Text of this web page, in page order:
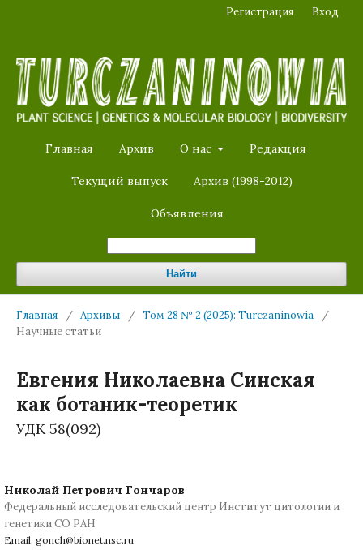
Главная Архив О нас Редакция
Текущий выпуск Архив (1998-2012)
Объявления
Найти
Регистрация Вход
Главная / Архивы / Том 28 № 2 (2025): Turczaninowia
/
Научные статьи
Евгения Николаевна Синская
как ботаник-теоретик
УДК 58(092)
Николай Петрович Гончаров
Федеральный исследовательский центр Институт цитологии и
генетики СО РАН
Email: gonch@bionet.nsc.ru